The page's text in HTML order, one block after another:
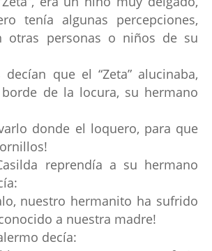
tenía algunas percepciones,
otras personas o niños de su
decían que el “Zeta” alucinaba,
de la locura, su hermano
donde el loquero, para que
reprendía a su hermano
nuestro hermanito ha sufrido
a nuestra madre!
decía: